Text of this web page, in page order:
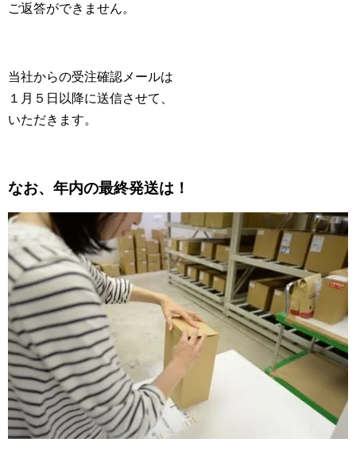
ご返答ができません。
当社からの受注確認メールは
１月５日以降に送信させて、
いただきます。
なお、年内の最終発送は！